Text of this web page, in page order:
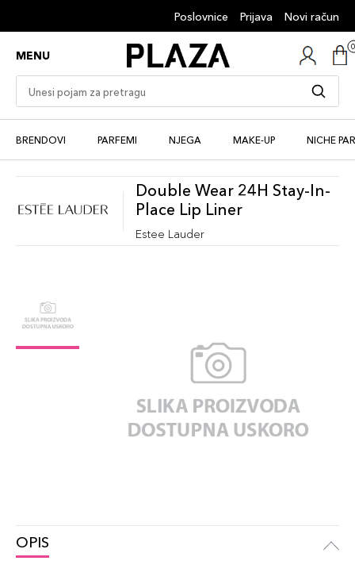
Poslovnice Prijava Novi račun
MENU
BRENDOVI PARFEMI NJEGA MAKE-UP NICHE
Double Wear 24H Stay-In-
Place Lip Liner
Estee Lauder
OPIS